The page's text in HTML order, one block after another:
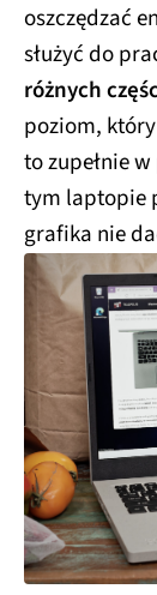
oszczędzać
służyć do
różnych
poziom,
to zupełnie
tym laptopie
grafika nie